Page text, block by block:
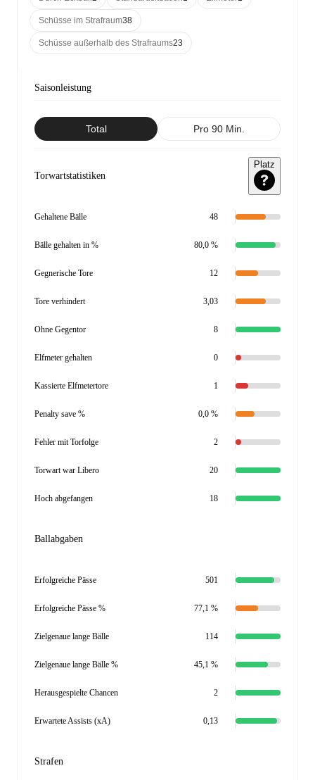
Schüsse im Strafraum38
Schüsse außerhalb des Strafraums23
Saisonleistung
Total Pro 90 Min.
Torwartstatistiken
Platz
Gehaltene Bälle 48
Bälle gehalten in % 80,0 %
Gegnerische Tore 12
Tore verhindert 3,03
Ohne Gegentor 8
Elfmeter gehalten 0
Kassierte Elfmetertore 1
Penalty save % 0,0 %
Fehler mit Torfolge 2
Torwart war Libero 20
Hoch abgefangen 18
Ballabgaben
Erfolgreiche Pässe 501
Erfolgreiche Pässe % 77,1 %
Zielgenaue lange Bälle 114
Zielgenaue lange Bälle % 45,1 %
Herausgespielte Chancen 2
Erwartete Assists (xA) 0,13
Strafen